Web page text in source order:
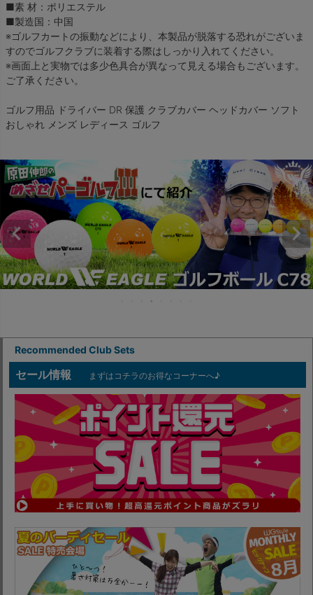
■素 材：ポリエステル
■製造国：中国
※ゴルフカートの振動などにより、本製品が脱落する恐れがございま
すのでゴルフクラブに装着する際はしっかり入れてください。
※画面上と実物では多少色具合が異なって見える場合もございます。
ご了承ください。
ゴルフ用品 ドライバー DR 保護 クラブカバー ヘッドカバー ソフト
おしゃれ メンズ レディース ゴルフ
Recommended Club Sets
セール情報 まずはコチラのお得なコーナーへ♪